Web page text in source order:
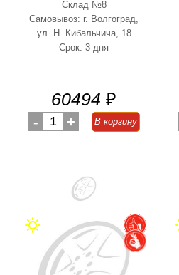
Склад №8
Самовывоз: г. Волгоград,
ул. Н. Кибальчича, 18
Срок: 3 дня
60494 ₽
- 1 + В корзину